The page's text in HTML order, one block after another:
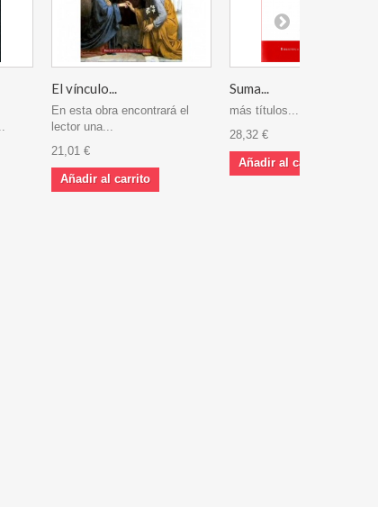
El vínculo...
En esta obra encontrará el
lector una...
21,01 €
Añadir al carrito
Suma...
más títulos...
28,32 €
Añadir al carrito